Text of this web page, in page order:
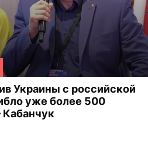
Украины с российской
уже более 500